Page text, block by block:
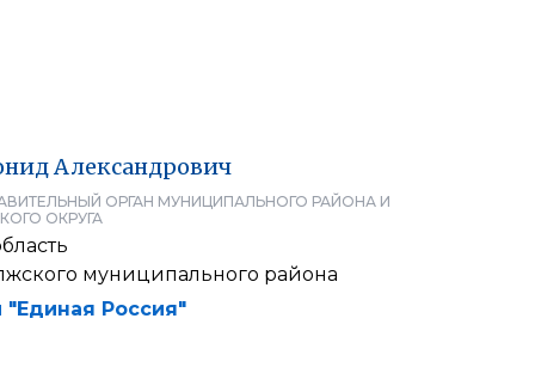
Александрович
ОРГАН МУНИЦИПАЛЬНОГО РАЙОНА И
ОКРУГА
муниципального района
"Единая Россия"